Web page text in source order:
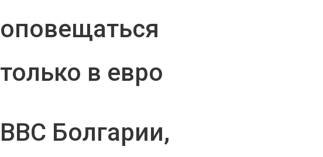
оповещаться
только в евро
ВВС Болгарии,